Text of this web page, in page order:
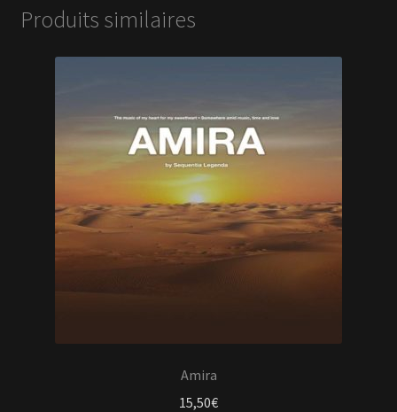
Produits similaires
Amira
15,50€